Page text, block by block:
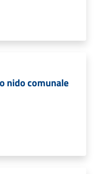
nido comunale